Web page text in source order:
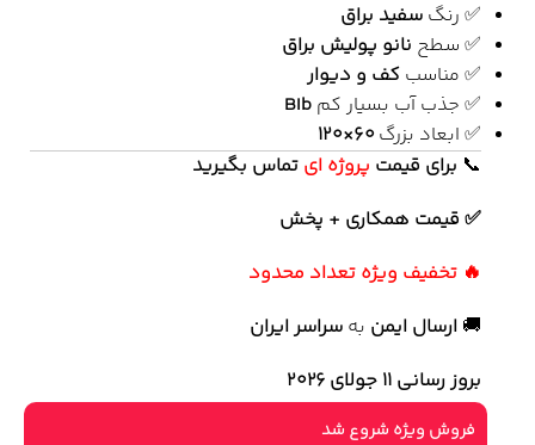
✅ رنگ سفید براق
✅ سطح نانو پولیش براق
✅ مناسب کف و دیوار
✅ جذب آب بسیار کم BIb
✅ ابعاد بزرگ۶۰×۱۲۰
📞 برای قیمت پروژه ای تماس بگیرید
✅ قیمت همکاری + پخش
🔥 تخفیف ویژه تعداد محدود
🚚 ارسال ایمن به سراسر ایران
بروز رسانی 11 جولای ۲۰۲۶
فروش ویژه شروع شد